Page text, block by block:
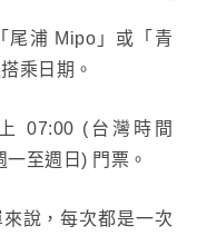
尾浦 Mipo」或「青
乘日期。
07:00 (台灣時間
至週日) 門票。
說，每次都是一次